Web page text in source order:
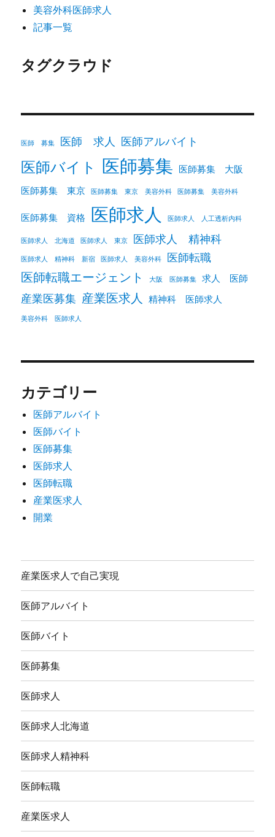
美容外科医師求人
記事一覧
タグクラウド
医師 募集 医師 求人 医師アルバイト
医師バイト 医師募集 医師募集 大阪
医師募集 東京
医師募集 東京 美容外科 医師募集 美容外科
医師募集 資格 医師求人 医師求人 人工透析内科
医師求人 北海道 医師求人 東京 医師求人 精神科
医師求人 精神科 新宿 医師求人 美容外科 医師転職
医師転職エージェント 大阪 医師募集 求人 医師
産業医募集 産業医求人 精神科 医師求人
美容外科 医師求人
カテゴリー
医師アルバイト
医師バイト
医師募集
医師求人
医師転職
産業医求人
開業
産業医求人で自己実現
医師アルバイト
医師バイト
医師募集
医師求人
医師求人北海道
医師求人精神科
医師転職
産業医求人